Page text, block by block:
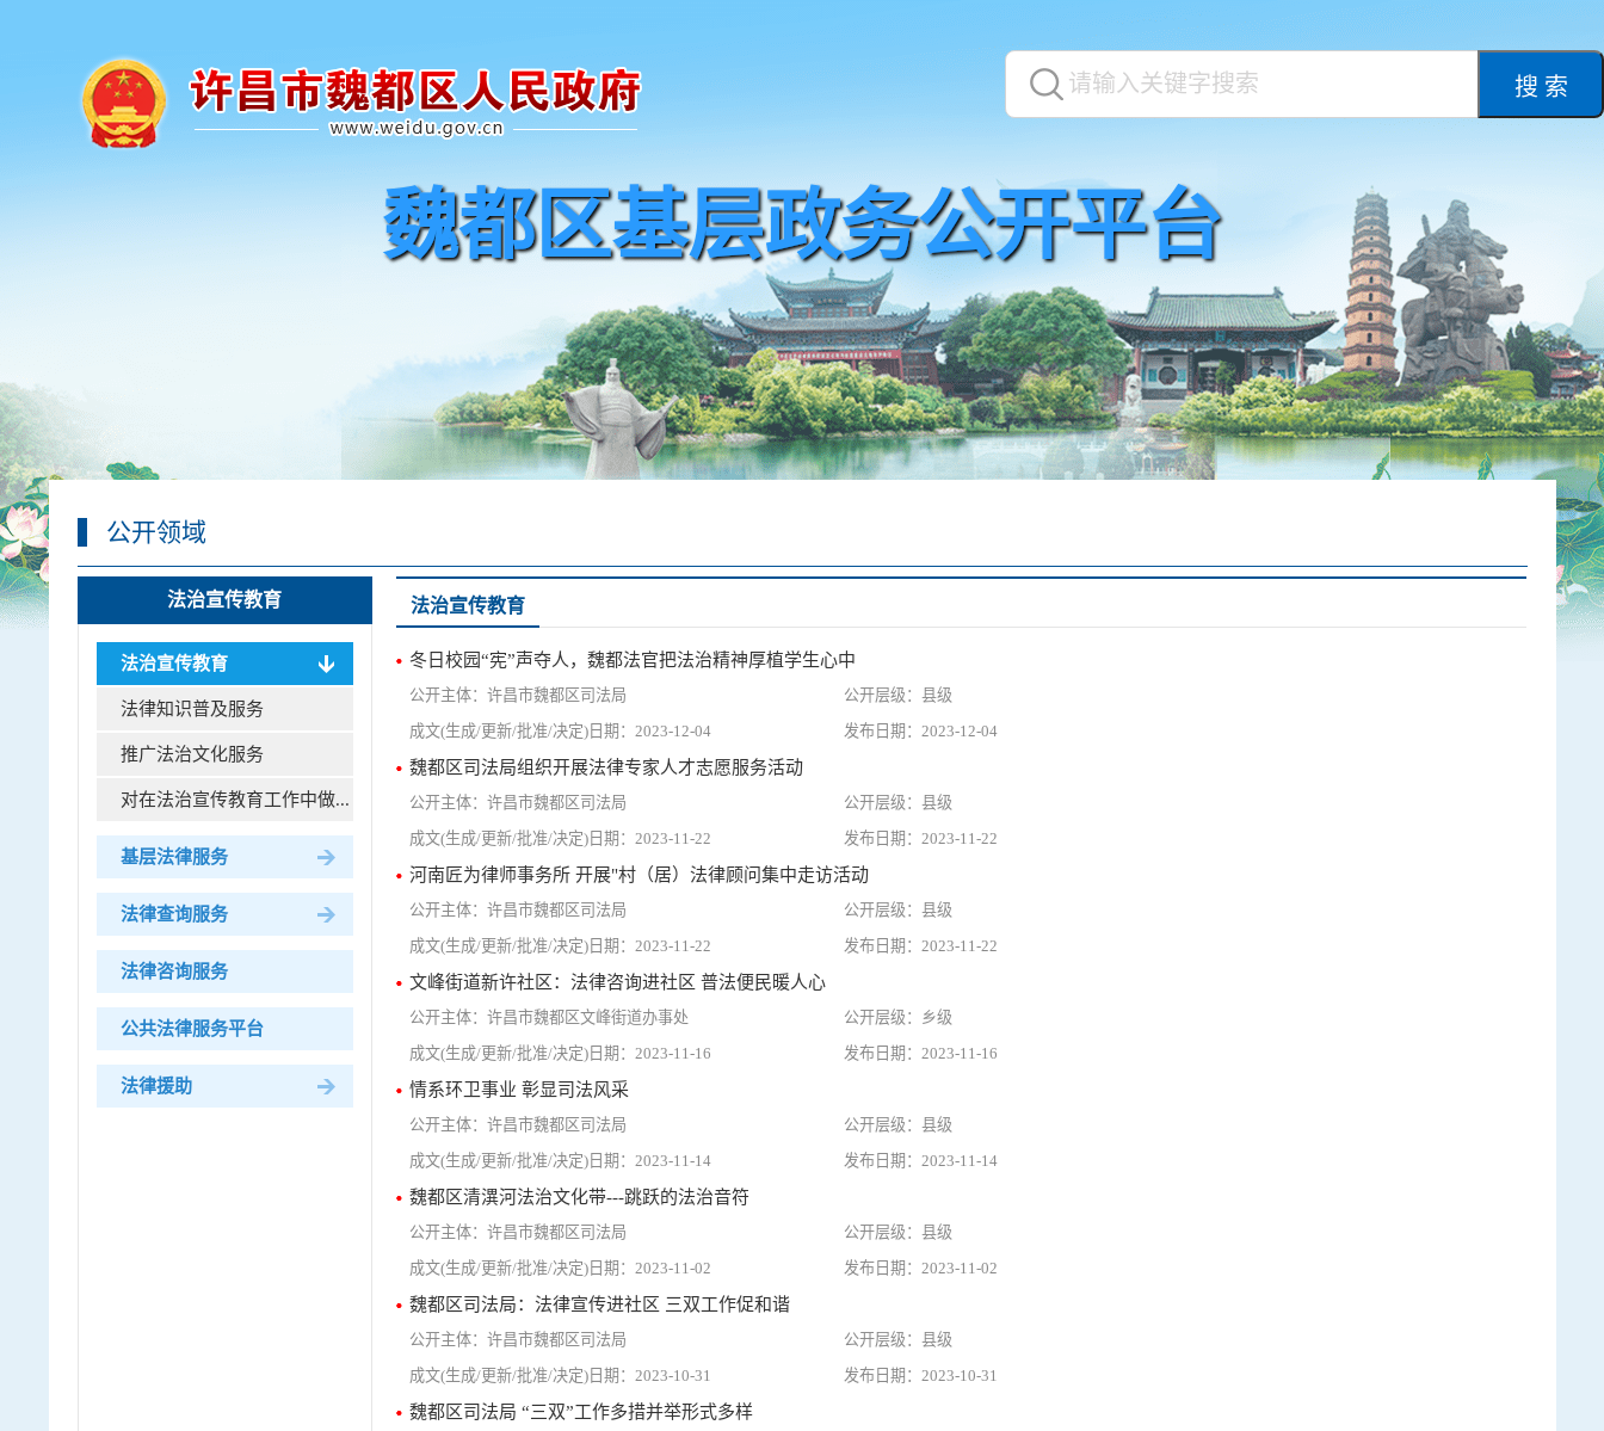
搜 索
魏都区基层政务公开平台
公开领域
法治宣传教育
法治宣传教育
法律知识普及服务
推广法治文化服务
对在法治宣传教育工作中做...
基层法律服务
法律查询服务
法律咨询服务
公共法律服务平台
法律援助
法治宣传教育
冬日校园“宪”声夺人，魏都法官把法治精神厚植学生心中
许昌市魏都区司法局
县级
2023-12-04
2023-12-04
魏都区司法局组织开展法律专家人才志愿服务活动
许昌市魏都区司法局
县级
2023-11-22
2023-11-22
河南匠为律师事务所 开展"村（居）法律顾问集中走访活动
许昌市魏都区司法局
县级
2023-11-22
2023-11-22
文峰街道新许社区：法律咨询进社区 普法便民暖人心
许昌市魏都区文峰街道办事处
乡级
2023-11-16
2023-11-16
情系环卫事业 彰显司法风采
许昌市魏都区司法局
县级
2023-11-14
2023-11-14
魏都区清潩河法治文化带---跳跃的法治音符
许昌市魏都区司法局
县级
2023-11-02
2023-11-02
魏都区司法局：法律宣传进社区 三双工作促和谐
许昌市魏都区司法局
县级
2023-10-31
2023-10-31
魏都区司法局 “三双”工作多措并举形式多样